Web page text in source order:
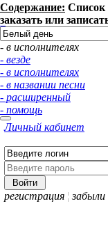
Содержание: Список
заказать или
- в исполнителях
- везде
- в исполнителях
- в названии песни
- расширенный
- помощь
Личный кабинет
регистрация ¦ забыли